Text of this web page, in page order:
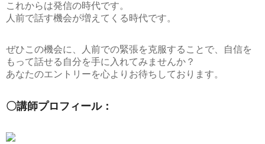
これからは発信の時代です。
人前で話す機会が増えてくる時代です。
ぜひこの機会に、人前での緊張を克服することで、自信を
もって話せる自分を手に入れてみませんか？
あなたのエントリーを心よりお待ちしております。
〇講師プロフィール：